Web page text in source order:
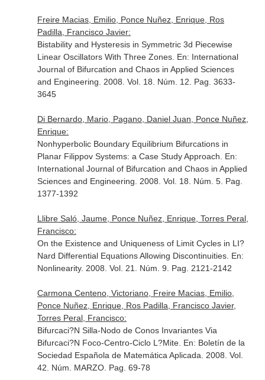
Freire Macias, Emilio, Ponce Nuñez, Enrique, Ros
Padilla, Francisco Javier:
Bistability and Hysteresis in Symmetric 3d Piecewise
Linear Oscillators With Three Zones. En: International
Journal of Bifurcation and Chaos in Applied Sciences
and Engineering . 2008. Vol. 18. Núm. 12. Pag. 3633-
3645
Di Bernardo, Mario, Pagano, Daniel Juan, Ponce Nuñez,
Enrique:
Nonhyperbolic Boundary Equilibrium Bifurcations in
Planar Filippov Systems: a Case Study Approach. En:
International Journal of Bifurcation and Chaos in Applied
Sciences and Engineering . 2008. Vol. 18. Núm. 5. Pag.
1377-1392
Llibre Saló, Jaume, Ponce Nuñez, Enrique, Torres Peral,
Francisco:
On the Existence and Uniqueness of Limit Cycles in LI?
Nard Differential Equations Allowing Discontinuities. En:
Nonlinearity. 2008. Vol. 21. Núm. 9. Pag. 2121-2142
Carmona Centeno, Victoriano, Freire Macias, Emilio,
Ponce Nuñez, Enrique, Ros Padilla, Francisco Javier,
Torres Peral, Francisco:
Bifurcaci?N Silla-Nodo de Conos Invariantes Via
Bifurcaci?N Foco-Centro-Ciclo L?Mite. En: Boletín de la
Sociedad Española de Matemática Aplicada . 2008. Vol.
42. Núm. MARZO. Pag. 69-78